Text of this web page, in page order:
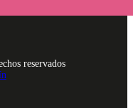
reservados